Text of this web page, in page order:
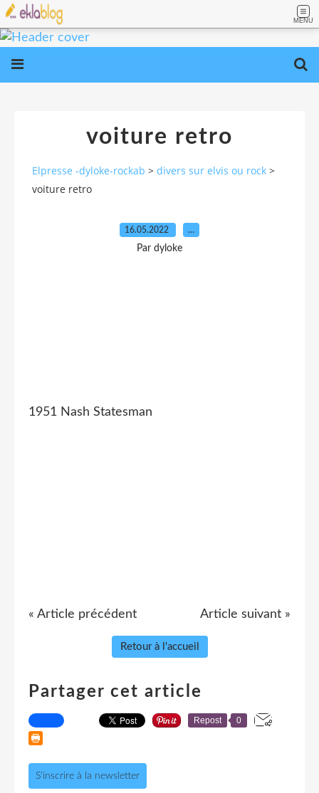
MENU
voiture retro
Elpresse -dyloke-rockab > divers sur elvis ou rock >
voiture retro
16.05.2022 …
Par dyloke
1951 Nash Statesman
« Article précédent Article suivant »
Retour à l'accueil
Partager cet article
Repost 0
S'inscrire à la newsletter